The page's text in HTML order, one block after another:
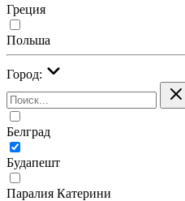
Греция
Польша
Город:
Белград
Будапешт
Паралия Катерини